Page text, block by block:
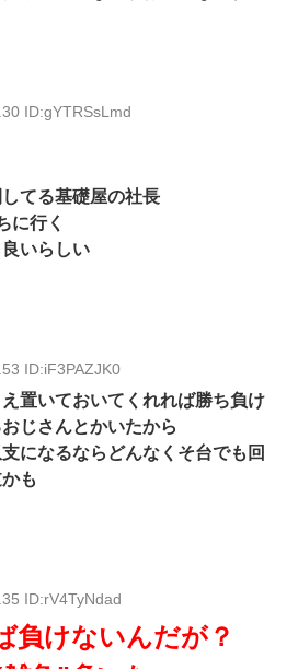
ID:gYTRSsLmd
てる基礎屋の社長
に行く
いらしい
ID:iF3PAZJK0
置いておいてくれれば勝ち負け
じさんとかいたから
になるならどんなくそ台でも回
も
ID:rV4TyNdad
負けないんだが？